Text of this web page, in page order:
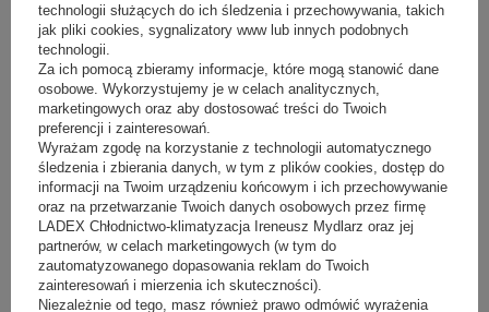
technologii służących do ich śledzenia i przechowywania, takich
jak pliki cookies, sygnalizatory www lub innych podobnych
technologii.
Za ich pomocą zbieramy informacje, które mogą stanowić dane
osobowe. Wykorzystujemy je w celach analitycznych,
marketingowych oraz aby dostosować treści do Twoich
preferencji i zainteresowań.
Wyrażam zgodę na korzystanie z technologii automatycznego
śledzenia i zbierania danych, w tym z plików cookies, dostęp do
informacji na Twoim urządzeniu końcowym i ich przechowywanie
oraz na przetwarzanie Twoich danych osobowych przez firmę
LADEX Chłodnictwo-klimatyzacja Ireneusz Mydlarz oraz jej
partnerów, w celach marketingowych (w tym do
zautomatyzowanego dopasowania reklam do Twoich
zainteresowań i mierzenia ich skuteczności).
Niezależnie od tego, masz również prawo odmówić wyrażenia